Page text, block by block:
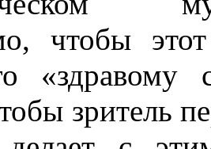
чтобы
зритель